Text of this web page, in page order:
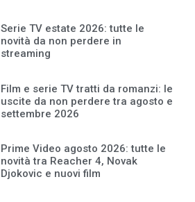
Serie TV estate 2026: tutte le
novità da non perdere in
streaming
Film e serie TV tratti da romanzi: le
uscite da non perdere tra agosto e
settembre 2026
Prime Video agosto 2026: tutte le
novità tra Reacher 4, Novak
Djokovic e nuovi film